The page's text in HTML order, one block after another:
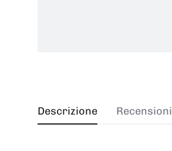
Descrizione Recensioni